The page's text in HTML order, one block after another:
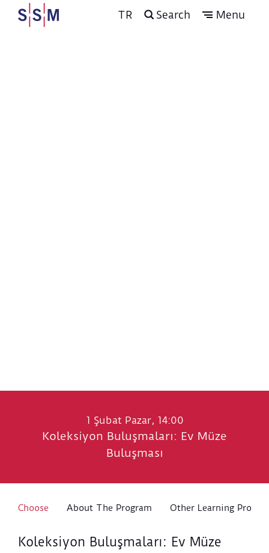
TR Search Menu
1 Şubat Pazar, 14:00
Koleksiyon Buluşmaları: Ev Müze
Buluşması
Choose About The Program Other Learning
Koleksiyon Buluşmaları: Ev Müze